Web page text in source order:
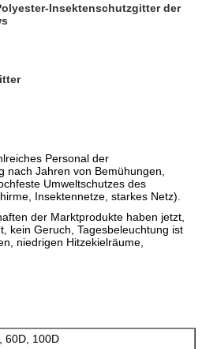
Insektenschutzgitter der
Personal der
nach Jahren von Bemühungen,
Umweltschutzes des
Insektennetze, starkes Netz).
der Marktprodukte haben jetzt,
kein Geruch, Tagesbeleuchtung ist
niedrigen Hitzekielräume,
60D, 100D